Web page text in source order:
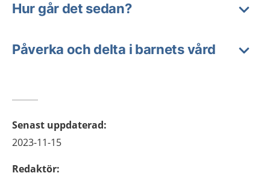
Hur går det sedan?
Påverka och delta i barnets vård
Senast uppdaterad:
2023-11-15
Redaktör: